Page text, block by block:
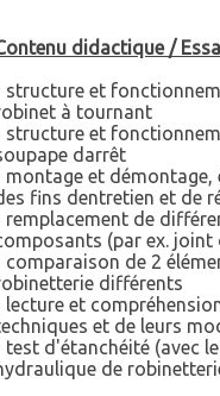
didactique /
structure et
à tournant
structure et
darrêt
montage et démontage,
fins dentretien et de
remplacement de
(par ex. joint
comparaison de 2
différents
lecture et
et de leurs
test d'étanchéité (avec
de